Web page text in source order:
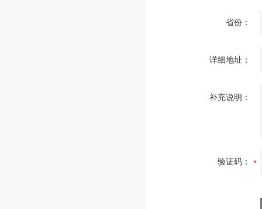
省份：
详细地址：
补充说明：
验证码：